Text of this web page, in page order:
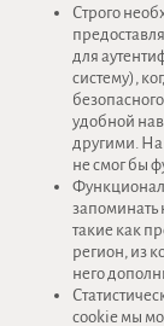
Строго
для
систему),
удобной
другими. На
не смог бы
запоминать
такие как
регион, из
него
cookie мы